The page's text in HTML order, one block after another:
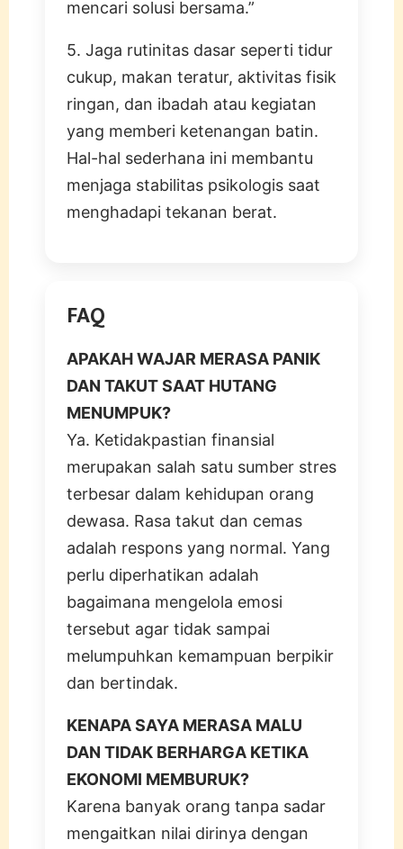
mencari solusi bersama.”
5. Jaga rutinitas dasar seperti tidur
cukup, makan teratur, aktivitas fisik
ringan, dan ibadah atau kegiatan
yang memberi ketenangan batin.
Hal-hal sederhana ini membantu
menjaga stabilitas psikologis saat
menghadapi tekanan berat.
FAQ
APAKAH WAJAR MERASA PANIK
DAN TAKUT SAAT HUTANG
MENUMPUK?
Ya. Ketidakpastian finansial
merupakan salah satu sumber stres
terbesar dalam kehidupan orang
dewasa. Rasa takut dan cemas
adalah respons yang normal. Yang
perlu diperhatikan adalah
bagaimana mengelola emosi
tersebut agar tidak sampai
melumpuhkan kemampuan berpikir
dan bertindak.
KENAPA SAYA MERASA MALU
DAN TIDAK BERHARGA KETIKA
EKONOMI MEMBURUK?
Karena banyak orang tanpa sadar
mengaitkan nilai dirinya dengan